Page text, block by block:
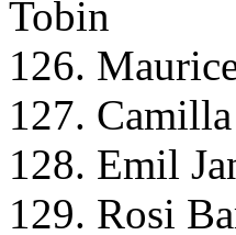
Tobin
126.
127.
128. Emil
129. Rosi